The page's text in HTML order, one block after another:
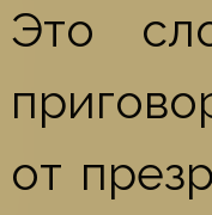
Это
от